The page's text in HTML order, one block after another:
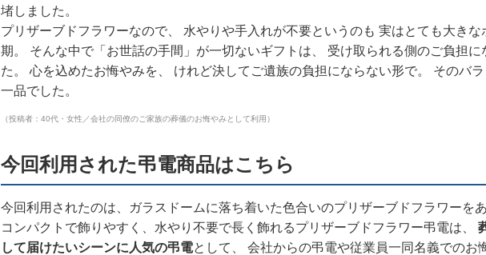
堵しました。
プリザーブドフラワーなので、 水やりや手入れが不要というのも 実はとても大き
期。 そんな中で「お世話の手間」が一切ないギフトは、 受け取られる側のご負担
た。 心を込めたお悔やみを、 けれど決してご遺族の負担にならない形で。 そのバ
一品でした。
（投稿者：40代・女性／会社の同僚のご家族の葬儀のお悔やみとして利用）
今回利用された弔電商品はこちら
今回利用されたのは、ガラスドームに落ち着いた色合いのプリザーブドフラワーを
コンパクトで飾りやすく、水やり不要で長く飾れるプリザーブドフラワー弔電は、
して届けたいシーンに人気の弔電として、 会社からの弔電や従業員一同名義でのお